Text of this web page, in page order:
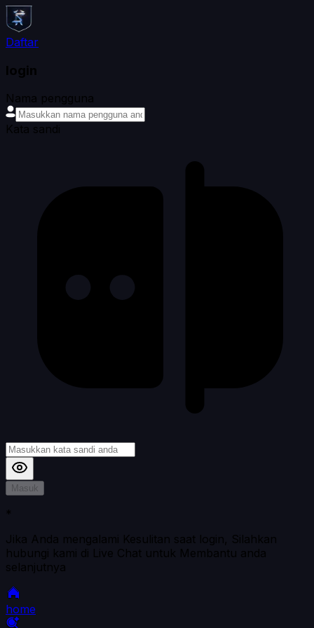
Daftar
login
Nama pengguna
Kata sandi
Masuk
*
Jika Anda mengalami Kesulitan saat login, Silahkan
hubungi kami di Live Chat untuk Membantu anda
selanjutnya
home